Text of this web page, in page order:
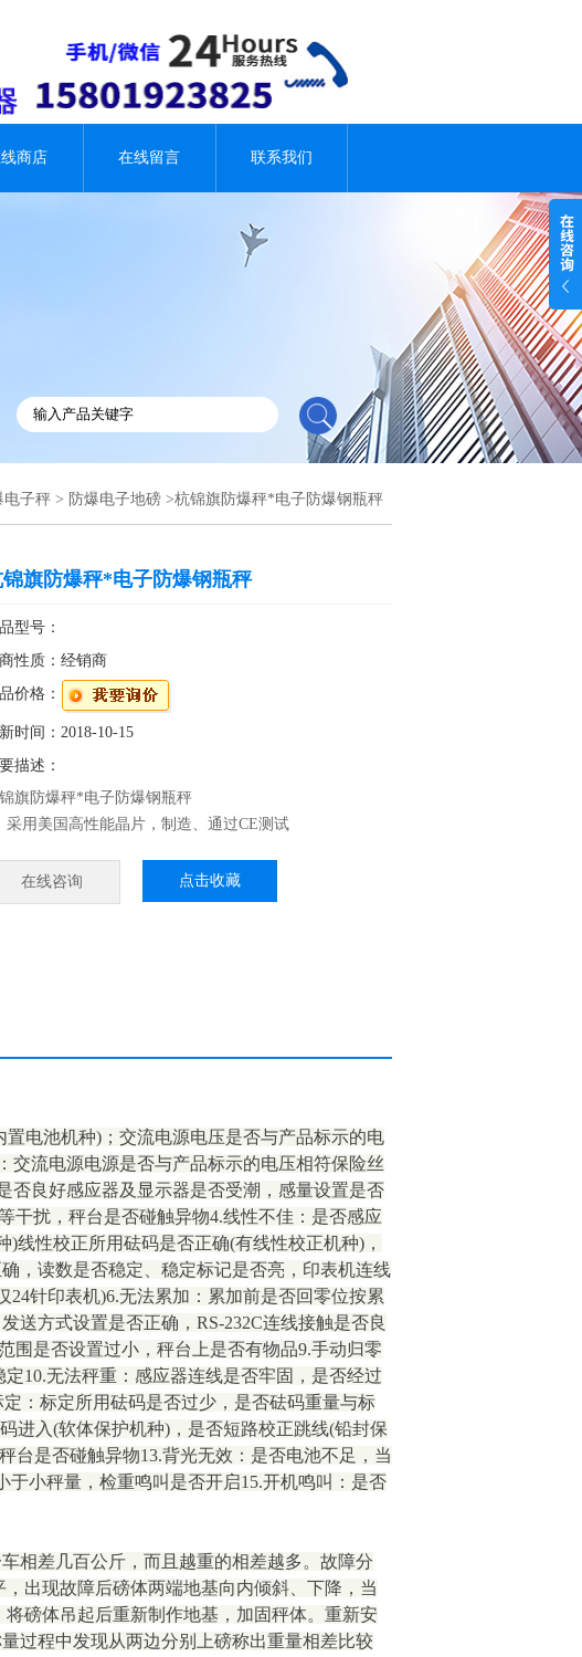
商店 在线留言 联系我们
电子秤 > 防爆电子地磅 >杭锦旗防爆秤*电子防爆钢瓶秤
旗防爆秤*电子防爆钢瓶秤
型号：
性质：经销商
价格：
时间：2018-10-15
描述：
旗防爆秤*电子防爆钢瓶秤
采用美国高性能晶片，制造、通过CE测试
品、肉食品、蔬菜等加工行业 3、外壳不锈刚材料制作，
、卫生、高档
在线咨询 点击收藏
电池机种)；交流电源电压是否与产品标示的电
交流电源电源是否与产品标示的电压相符保险丝
否良好感应器及显示器是否受潮，感量设置是否
干扰，秤台是否碰触异物4.线性不佳：是否感应
线性校正所用砝码是否正确(有线性校正机种)，
，读数是否稳定、稳定标记是否亮，印表机连线
针印表机)6.无法累加：累加前是否回零位按累
送方式设置是否正确，RS-232C连线接触是否良
围是否设置过小，秤台上是否有物品9.手动归零
10.无法秤重：感应器连线是否牢固，是否经过
：标定所用砝码是否过少，是否砝码重量与标
进入(软体保护机种)，是否短路校正跳线(铅封保
台是否碰触异物13.背光无效：是否电池不足，当
小秤量，检重鸣叫是否开启15.开机鸣叫：是否
相差几百公斤，而且越重的相差越多。故障分
出现故障后磅体两端地基向内倾斜、下降，当
磅体吊起后重新制作地基，加固秤体。重新安
过程中发现从两边分别上磅称出重量相差比较